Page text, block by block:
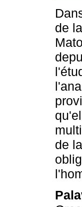
de
de